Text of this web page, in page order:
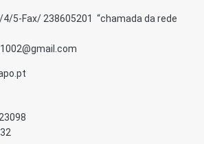
5-Fax/ 238605201 “chamada da rede